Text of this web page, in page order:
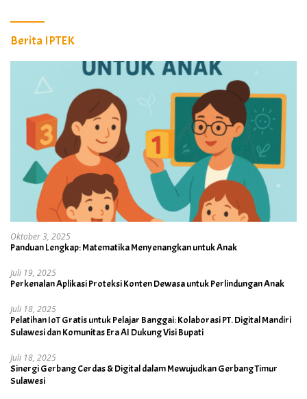
Berita IPTEK
Oktober 3, 2025
Panduan Lengkap: Matematika Menyenangkan untuk Anak
Juli 19, 2025
Perkenalan Aplikasi Proteksi Konten Dewasa untuk Perlindungan Anak
Juli 18, 2025
Pelatihan IoT Gratis untuk Pelajar Banggai: Kolaborasi PT. Digital Mandiri
Sulawesi dan Komunitas Era AI Dukung Visi Bupati
Juli 18, 2025
Sinergi Gerbang Cerdas & Digital dalam Mewujudkan Gerbang Timur
Sulawesi